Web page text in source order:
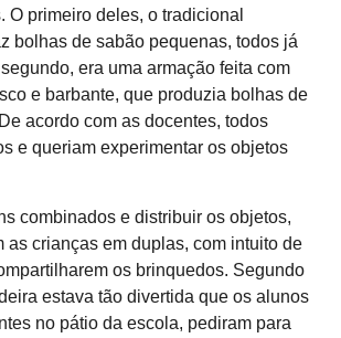
O primeiro deles, o tradicional
bolhas de sabão pequenas, todos já
era uma armação feita com
e barbante, que produzia bolhas de
acordo com as docentes, todos
e queriam experimentar os objetos
combinados e distribuir os objetos,
as crianças em duplas, com intuito de
os brinquedos. Segundo
estava tão divertida que os alunos
no pátio da escola, pediram para